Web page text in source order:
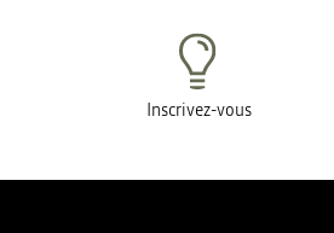
Inscrivez-vous